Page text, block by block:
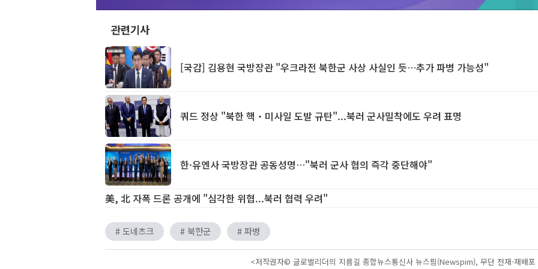
관련기사
[국감] 김용현 국방장관 "우크라전 북한군 사상 사실인 듯…추가 파병 가능성"
쿼드 정상 "북한 핵‧미사일 도발 규탄"...북러 군사밀착에도 우려 표명
한·유엔사 국방장관 공동성명…"북러 군사 협의 즉각 중단해야"
美, 北 자폭 드론 공개에 "심각한 위협...북러 협력 우려"
# 도네츠크 # 북한군 # 파병
<저작권자© 글로벌리더의 지름길 종합뉴스통신사 뉴스핌(Newspim), 무단 전재-재배포